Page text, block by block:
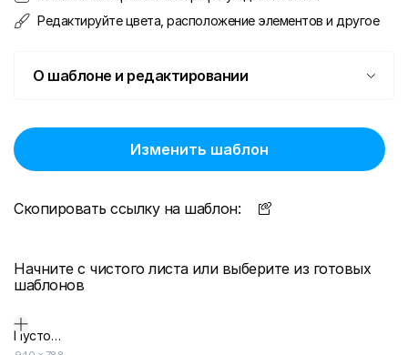
Редактируйте цвета, расположение элементов и другое
О шаблоне и редактировании
Изменить шаблон
Скопировать ссылку на шаблон:
Начните с чистого листа или выберите из готовых
шаблонов
Пустой дизайн-макет